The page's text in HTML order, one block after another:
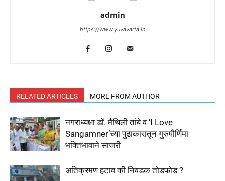
admin
https://www.yuvavarta.in
RELATED ARTICLES MORE FROM AUTHOR
नगराध्यक्षा डॉ. मैथिली तांबे व ‘I Love
Sangamner’च्या पुढाकारातून गुरुपौर्णिमा
भक्तिभावाने साजरी
अतिक्रमण हटाव की निवडक तोडफोड ?